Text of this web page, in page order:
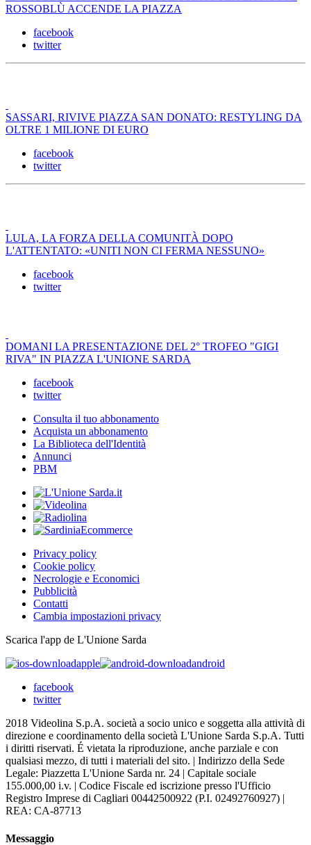
ROSSOBLÙ ACCENDE LA PIAZZA
facebook
twitter
SASSARI, RIVIVE PIAZZA SAN DONATO: RESTYLING DA
OLTRE 1 MILIONE DI EURO
facebook
twitter
LULA, LA FORZA DELLA COMUNITÀ DOPO
L'ATTENTATO: «UNITI NON CI FERMA NESSUNO»
facebook
twitter
DOMANI LA PRESENTAZIONE DEL 2° TROFEO "GIGI
RIVA" IN PIAZZA L'UNIONE SARDA
facebook
twitter
Consulta il tuo abbonamento
Acquista un abbonamento
La Biblioteca dell'Identità
Annunci
PBM
Privacy policy
Cookie policy
Necrologie e Economici
Pubblicità
Contatti
Cambia impostazioni privacy
Scarica l'app de L'Unione Sarda
apple
android
facebook
twitter
2018 Videolina S.p.A. società a socio unico e soggetta alla attività di
direzione e coordinamento della società L'Unione Sarda S.p.A. Tutti
i diritti riservati. É vietata la riproduzione, anche parziale e con
qualsiasi mezzo, di tutti i materiali del sito. | Indirizzo della Sede
Legale: Piazzetta L'Unione Sarda nr. 24 | Capitale sociale
155.000,00 i.v. | Codice Fiscale ed iscrizione presso l'Ufficio
Registro Imprese di Cagliari 00442500922 (P.I. 02492760927) |
REA: CA-87713
Messaggio